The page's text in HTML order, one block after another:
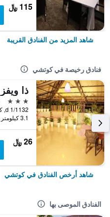
115 ﷼
شاهد المزيد من الفنادق القريبة
فنادق رخيصة في كوتشي
3 نجوم
1/1132 d, كوتشي, الهند
3.1 كيلومتر عن وسط المدينة
26 ﷼
شاهد أرخص الفنادق في كوتشي
الفنادق الموصى بها